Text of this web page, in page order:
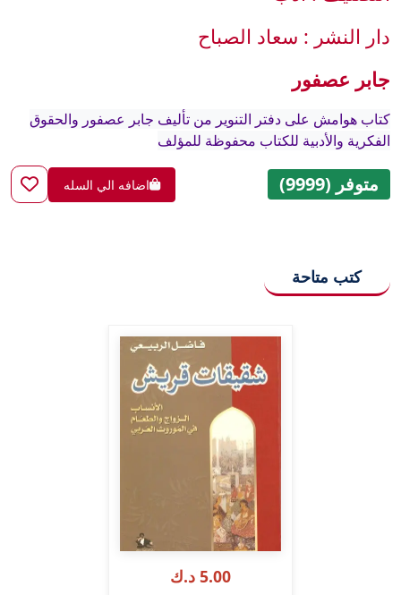
دار النشر : سعاد الصباح
جابر عصفور‎
كتاب هوامش على دفتر التنوير من تأليف جابر عصفور والحقوق
الفكرية والأدبية للكتاب محفوظة للمؤلف
متوفر (9999) اضافه الي السله
كتب متاحة
5.00 د.ك